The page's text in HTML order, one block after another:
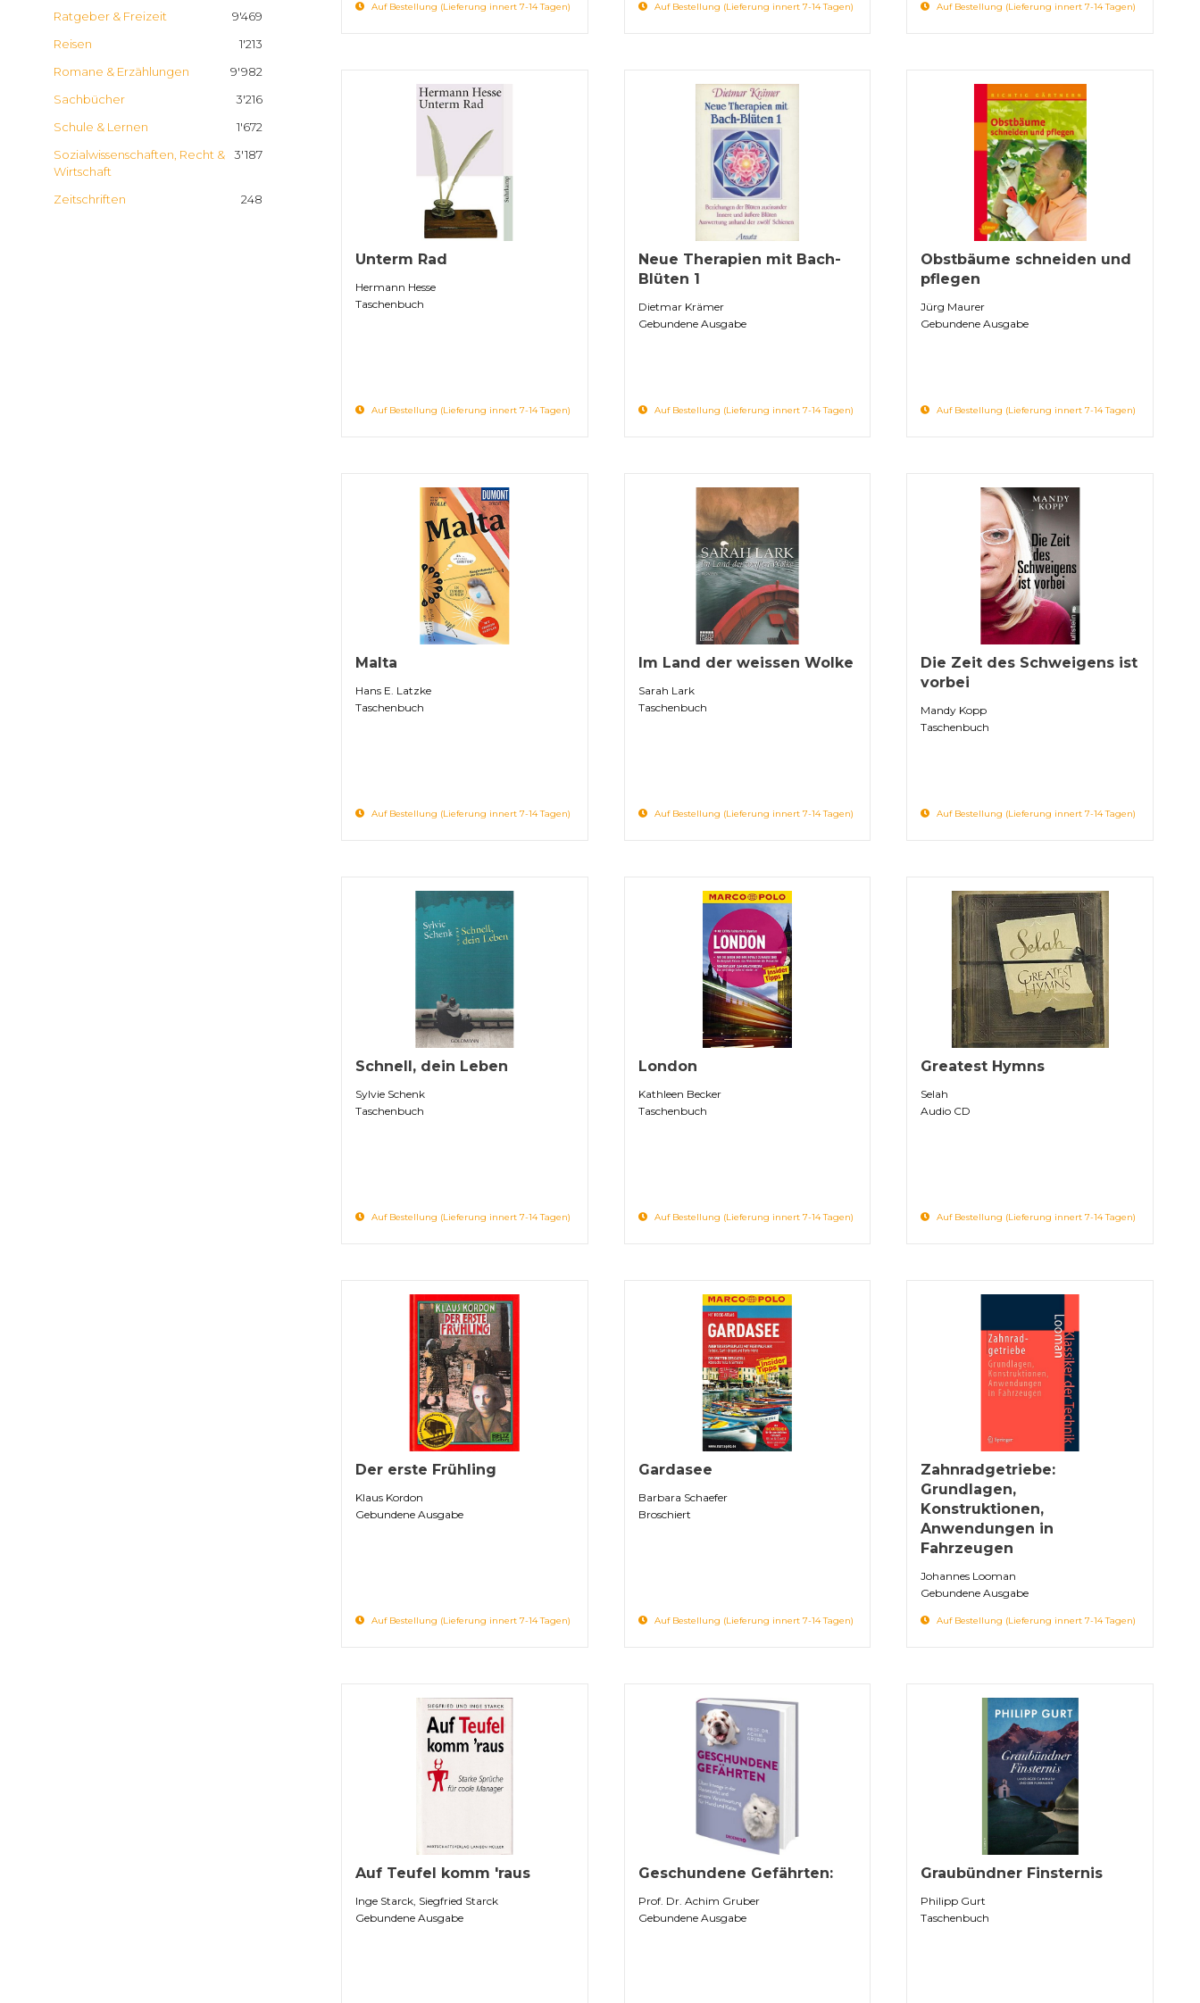
9'469
Ratgeber & Freizeit
1'213
Reisen
9'982
Romane & Erzählungen
3'216
Sachbücher
1'672
Schule & Lernen
3'187
Sozialwissenschaften, Recht &
Wirtschaft
248
Zeitschriften
Auf Bestellung (Lieferung innert 7-14 Tagen) Auf Bestellung (Lieferung innert 7-14 Tagen) Auf Bestellung (Lieferung innert 7-14 Tagen)
Unterm Rad
Hermann Hesse
Taschenbuch
Auf Bestellung (Lieferung innert 7-14 Tagen)
Neue Therapien mit Bach-
Blüten 1
Dietmar Krämer
Gebundene Ausgabe
Auf Bestellung (Lieferung innert 7-14 Tagen)
Obstbäume schneiden und
pflegen
Jürg Maurer
Gebundene Ausgabe
Auf Bestellung (Lieferung innert 7-14 Tagen)
Malta
Hans E. Latzke
Taschenbuch
Auf Bestellung (Lieferung innert 7-14 Tagen)
Im Land der weissen Wolke
Sarah Lark
Taschenbuch
Auf Bestellung (Lieferung innert 7-14 Tagen)
Die Zeit des Schweigens ist
vorbei
Mandy Kopp
Taschenbuch
Auf Bestellung (Lieferung innert 7-14 Tagen)
Schnell, dein Leben
Sylvie Schenk
Taschenbuch
Auf Bestellung (Lieferung innert 7-14 Tagen)
London
Kathleen Becker
Taschenbuch
Auf Bestellung (Lieferung innert 7-14 Tagen)
Greatest Hymns
Selah
Audio CD
Auf Bestellung (Lieferung innert 7-14 Tagen)
Der erste Frühling
Klaus Kordon
Gebundene Ausgabe
Auf Bestellung (Lieferung innert 7-14 Tagen)
Gardasee
Barbara Schaefer
Broschiert
Auf Bestellung (Lieferung innert 7-14 Tagen)
Zahnradgetriebe:
Grundlagen,
Konstruktionen,
Anwendungen in
Fahrzeugen
Johannes Looman
Gebundene Ausgabe
Auf Bestellung (Lieferung innert 7-14 Tagen)
Auf Teufel komm 'raus
Inge Starck, Siegfried Starck
Gebundene Ausgabe
Geschundene Gefährten:
Prof. Dr. Achim Gruber
Gebundene Ausgabe
Graubündner Finsternis
Philipp Gurt
Taschenbuch